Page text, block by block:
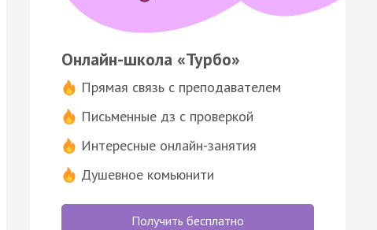
Онлайн-школа «Турбо»
Прямая связь с преподавателем
Письменные дз с проверкой
Интересные онлайн-занятия
Душевное комьюнити
Получить бесплатно